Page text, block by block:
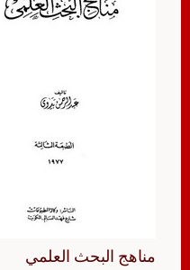
مناهج البحث العلمي